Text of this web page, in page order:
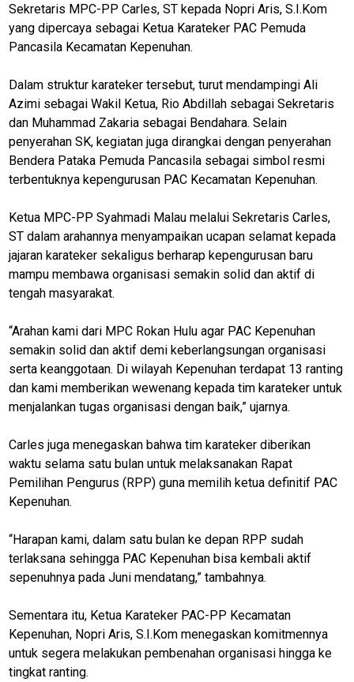
Sekretaris MPC-PP Carles, ST kepada Nopri Aris, S.I.Kom
yang dipercaya sebagai Ketua Karateker PAC Pemuda
Pancasila Kecamatan Kepenuhan.
Dalam struktur karateker tersebut, turut mendampingi Ali
Azimi sebagai Wakil Ketua, Rio Abdillah sebagai Sekretaris
dan Muhammad Zakaria sebagai Bendahara. Selain
penyerahan SK, kegiatan juga dirangkai dengan penyerahan
Bendera Pataka Pemuda Pancasila sebagai simbol resmi
terbentuknya kepengurusan PAC Kecamatan Kepenuhan.
Ketua MPC-PP Syahmadi Malau melalui Sekretaris Carles,
ST dalam arahannya menyampaikan ucapan selamat kepada
jajaran karateker sekaligus berharap kepengurusan baru
mampu membawa organisasi semakin solid dan aktif di
tengah masyarakat.
“Arahan kami dari MPC Rokan Hulu agar PAC Kepenuhan
semakin solid dan aktif demi keberlangsungan organisasi
serta keanggotaan. Di wilayah Kepenuhan terdapat 13 ranting
dan kami memberikan wewenang kepada tim karateker untuk
menjalankan tugas organisasi dengan baik,” ujarnya.
Carles juga menegaskan bahwa tim karateker diberikan
waktu selama satu bulan untuk melaksanakan Rapat
Pemilihan Pengurus (RPP) guna memilih ketua definitif PAC
Kepenuhan.
“Harapan kami, dalam satu bulan ke depan RPP sudah
terlaksana sehingga PAC Kepenuhan bisa kembali aktif
sepenuhnya pada Juni mendatang,” tambahnya.
Sementara itu, Ketua Karateker PAC-PP Kecamatan
Kepenuhan, Nopri Aris, S.I.Kom menegaskan komitmennya
untuk segera melakukan pembenahan organisasi hingga ke
tingkat ranting.
M
Home
kabupaten
W